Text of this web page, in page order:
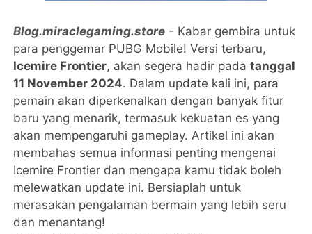
Blog.miraclegaming.store - Kabar gembira untuk
para penggemar PUBG Mobile! Versi terbaru,
Icemire Frontier, akan segera hadir padatanggal
11 November 2024. Dalam update kali ini, para
pemain akan diperkenalkan dengan banyak fitur
baru yang menarik, termasuk kekuatan es yang
akan mempengaruhi gameplay. Artikel ini akan
membahas semua informasi penting mengenai
Icemire Frontier dan mengapa kamu tidak boleh
melewatkan update ini. Bersiaplah untuk
merasakan pengalaman bermain yang lebih seru
dan menantang!